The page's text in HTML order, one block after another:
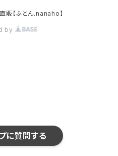
【ふとん.nanaho】
by
に質問する